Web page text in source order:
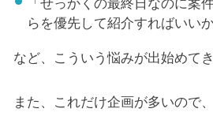
らを優先して紹介すればいい
など、こういう悩みが出始めてき
また、これだけ企画が多いので、